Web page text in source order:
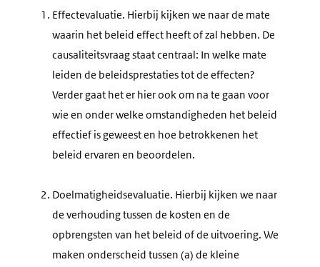
Effectevaluatie. Hierbij kijken we naar de mate
waarin het beleid effect heeft of zal hebben. De
causaliteitsvraag staat centraal: In welke mate
leiden de beleidsprestaties tot de effecten?
Verder gaat het er hier ook om na te gaan voor
wie en onder welke omstandigheden het beleid
effectief is geweest en hoe betrokkenen het
beleid ervaren en beoordelen.
Doelmatigheidsevaluatie. Hierbij kijken we naar
de verhouding tussen de kosten en de
opbrengsten van het beleid of de uitvoering. We
maken onderscheid tussen (a) de kleine